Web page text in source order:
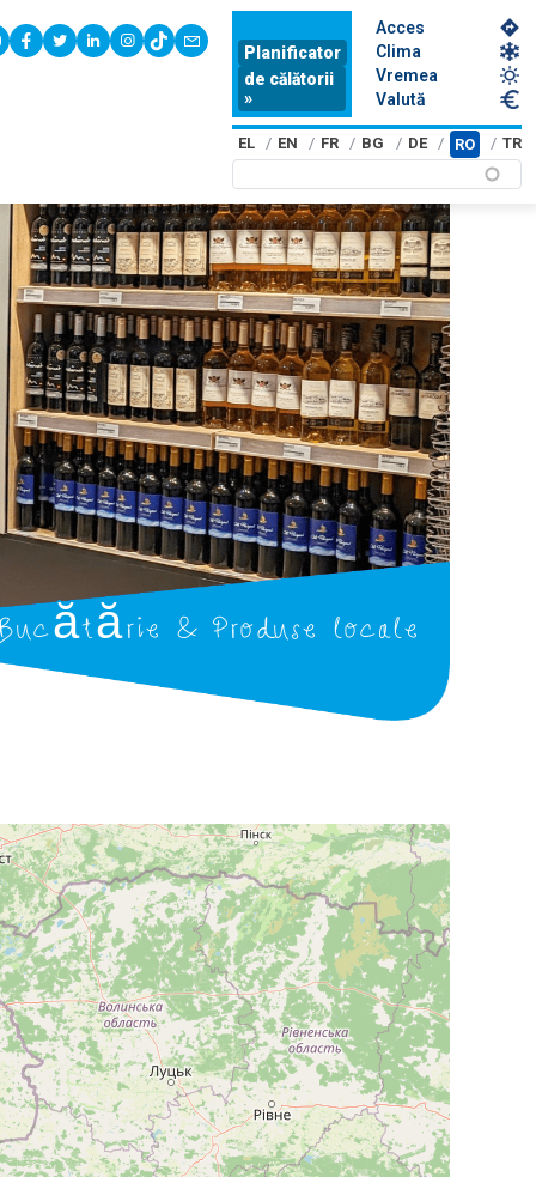
youtubefacebook
twitterlinkedininstagram
tiktokcontact
Planificator
de călătorii
»
Acces
Clima
Vremea
Valută
EL EN FR BG DE RO TR
Bucătărie & Produse locale